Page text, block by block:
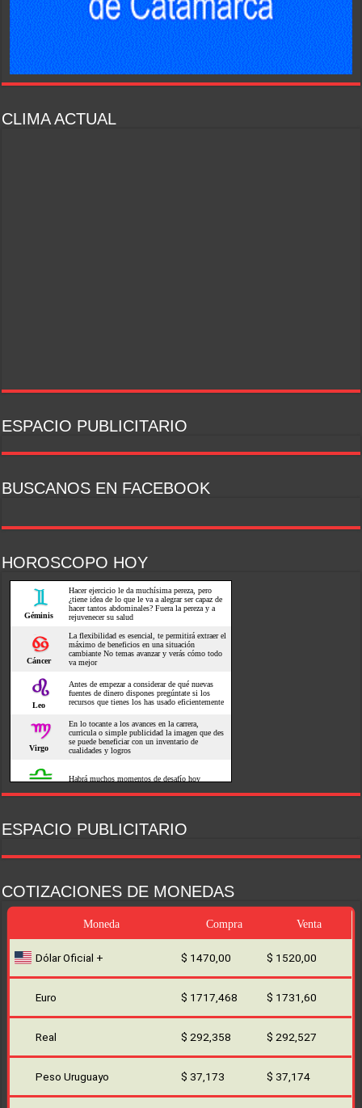
CLIMA ACTUAL
ESPACIO PUBLICITARIO
BUSCANOS EN FACEBOOK
HOROSCOPO HOY
ESPACIO PUBLICITARIO
COTIZACIONES DE MONEDAS
Moneda Compra Venta
Dólar Oficial + $ 1470,00 $ 1520,00
Euro $ 1717,468 $ 1731,60
Real $ 292,358 $ 292,527
Peso Uruguayo $ 37,173 $ 37,174